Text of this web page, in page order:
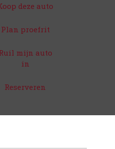
deze auto
Plan proefrit
mijn auto
in
Reserveren